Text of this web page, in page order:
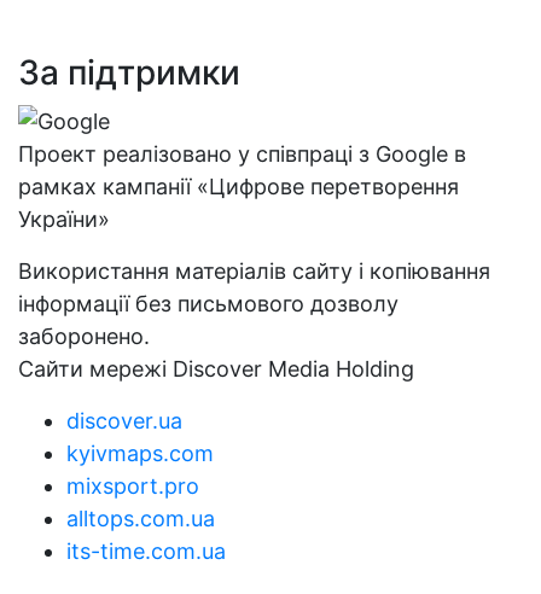
За підтримки
Проект реалізовано у співпраці з Google в
рамках кампанії «Цифрове перетворення
України»
Використання матеріалів сайту і копіювання
інформації без письмового дозволу
заборонено.
Сайти мережі Discover Media Holding
discover.ua
kyivmaps.com
mixsport.pro
alltops.com.ua
its-time.com.ua